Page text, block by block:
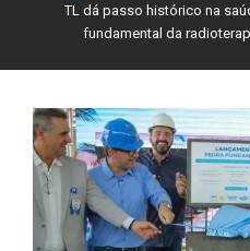
TL dá passo histórico na
fundamental da